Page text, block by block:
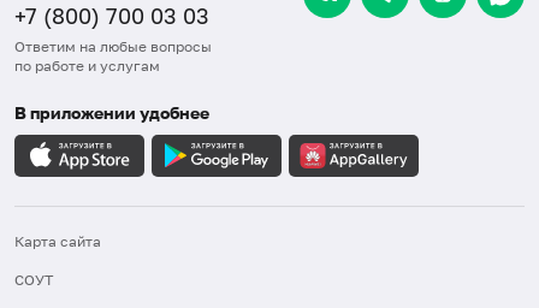
+7 (800) 700 03 03
Ответим на любые вопросы
по работе и услугам
В приложении удобнее
Карта сайта
СОУТ